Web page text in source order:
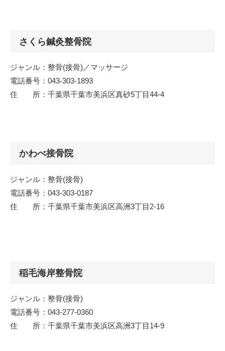
さくら鍼灸整骨院
ジャンル：整骨(接骨)／マッサージ
電話番号：043-303-1893
住 所：千葉県千葉市美浜区真砂5丁目44-4
かわべ接骨院
ジャンル：整骨(接骨)
電話番号：043-303-0187
住 所：千葉県千葉市美浜区高洲3丁目2-16
稲毛海岸整骨院
ジャンル：整骨(接骨)
電話番号：043-277-0360
住 所：千葉県千葉市美浜区高洲3丁目14-9